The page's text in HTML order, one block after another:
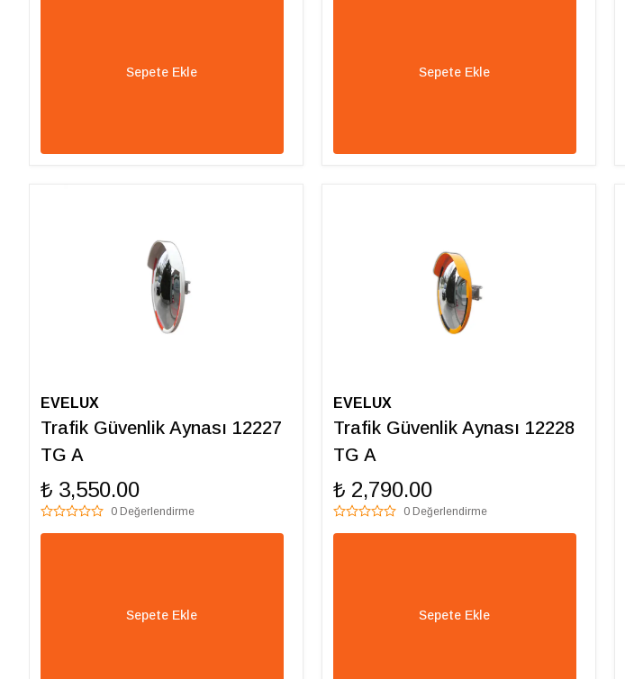
Sepete Ekle Sepete Ekle
EVELUX
Trafik Güvenlik Aynası 12227
TG A
₺ 3,550.00
0 Değerlendirme
Sepete Ekle
EVELUX
Trafik Güvenlik Aynası 12228
TG A
₺ 2,790.00
0 Değerlendirme
Sepete Ekle